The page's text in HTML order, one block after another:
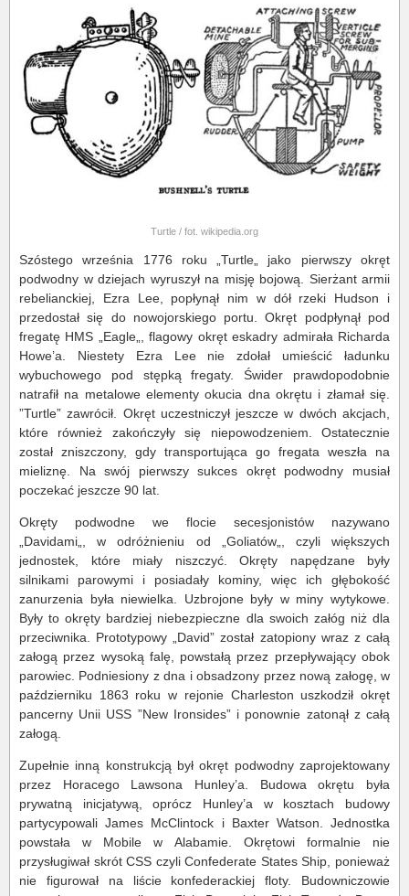
Turtle / fot. wikipedia.org
Szóstego września 1776 roku „Turtle„ jako pierwszy okręt
podwodny w dziejach wyruszył na misję bojową. Sierżant armii
rebelianckiej, Ezra Lee, popłynął nim w dół rzeki Hudson i
przedostał się do nowojorskiego portu. Okręt podpłynął pod
fregatę HMS „Eagle„, flagowy okręt eskadry admirała Richarda
Howe’a. Niestety Ezra Lee nie zdołał umieścić ładunku
wybuchowego pod stępką fregaty. Świder prawdopodobnie
natrafił na metalowe elementy okucia dna okrętu i złamał się.
”Turtle” zawrócił. Okręt uczestniczył jeszcze w dwóch akcjach,
które również zakończyły się niepowodzeniem. Ostatecznie
został zniszczony, gdy transportująca go fregata weszła na
mieliznę. Na swój pierwszy sukces okręt podwodny musiał
poczekać jeszcze 90 lat.
Okręty podwodne we flocie secesjonistów nazywano
„Davidami„, w odróżnieniu od „Goliatów„, czyli większych
jednostek, które miały niszczyć. Okręty napędzane były
silnikami parowymi i posiadały kominy, więc ich głębokość
zanurzenia była niewielka. Uzbrojone były w miny wytykowe.
Były to okręty bardziej niebezpieczne dla swoich załóg niż dla
przeciwnika. Prototypowy „David” został zatopiony wraz z całą
załogą przez wysoką falę, powstałą przez przepływający obok
parowiec. Podniesiony z dna i obsadzony przez nową załogę, w
październiku 1863 roku w rejonie Charleston uszkodził okręt
pancerny Unii USS ”New Ironsides” i ponownie zatonął z całą
załogą.
Zupełnie inną konstrukcją był okręt podwodny zaprojektowany
przez Horacego Lawsona Hunley’a. Budowa okrętu była
prywatną inicjatywą, oprócz Hunley’a w kosztach budowy
partycypowali James McClintock i Baxter Watson. Jednostka
powstała w Mobile w Alabamie. Okrętowi formalnie nie
przysługiwał skrót CSS czyli Confederate States Ship, ponieważ
nie figurował na liście konfederackiej floty. Budowniczowie